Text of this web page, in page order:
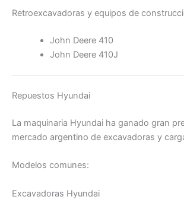
Retroexcavadoras y equipos de
John Deere 410
John Deere 410J
Repuestos Hyundai
La maquinaria Hyundai ha ganado gran
mercado argentino de excavadoras y
Modelos comunes:
Excavadoras Hyundai